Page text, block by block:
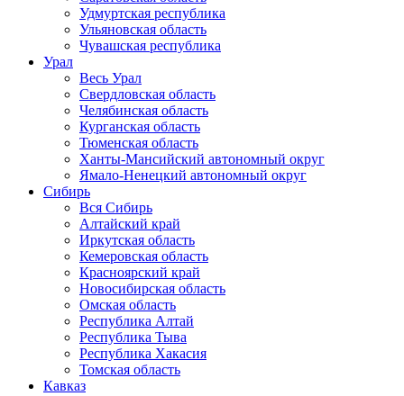
Удмуртская республика
Ульяновская область
Чувашская республика
Урал
Весь Урал
Свердловская область
Челябинская область
Курганская область
Тюменская область
Ханты-Мансийский автономный округ
Ямало-Ненецкий автономный округ
Сибирь
Вся Сибирь
Алтайский край
Иркутская область
Кемеровская область
Красноярский край
Новосибирская область
Омская область
Республика Алтай
Республика Тыва
Республика Хакасия
Томская область
Кавказ